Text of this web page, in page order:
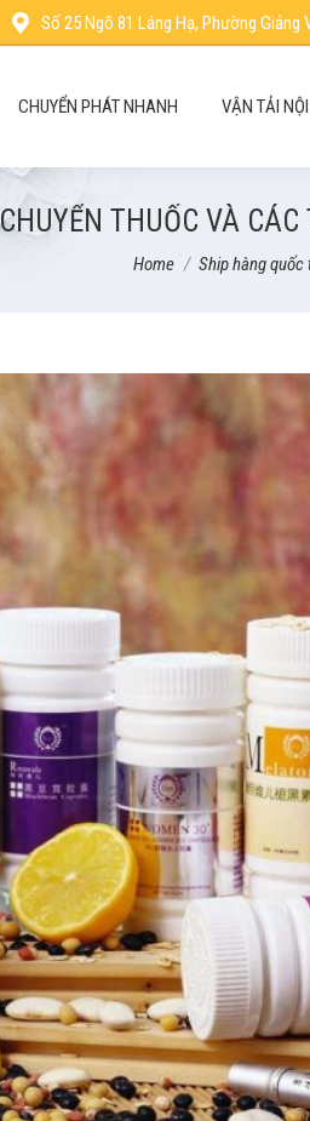
Số 25 Ngõ 81 Láng Hạ, Phường
CHUYỂN PHÁT NHANH VẬN TẢI
THUỐC VÀ
You are here:
Home Ship hàng quốc